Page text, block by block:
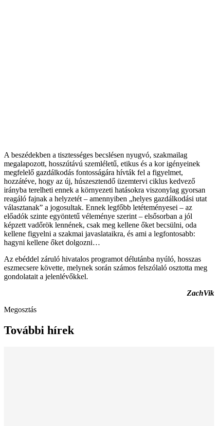
A beszédekben a tisztességes becslésen nyugvó, szakmailag
megalapozott, hosszútávú szemléletű, etikus és a kor igényeinek
megfelelő gazdálkodás fontosságára hívták fel a figyelmet,
hozzátéve, hogy az új, húszesztendő üzemtervi ciklus kedvező
irányba terelheti ennek a környezeti hatásokra viszonylag gyorsan
reagáló fajnak a helyzetét – amennyiben „helyes gazdálkodási utat
választanak” a jogosultak. Ennek legfőbb letéteményesei – az
előadók szinte egyöntetű véleménye szerint – elsősorban a jól
képzett vadőrök lennének, csak meg kellene őket becsülni, oda
kellene figyelni a szakmai javaslataikra, és ami a legfontosabb:
hagyni kellene őket dolgozni…
Az ebéddel záruló hivatalos programot délutánba nyúló, hosszas
eszmecsere követte, melynek során számos felszólaló osztotta meg
gondolatait a jelenlévőkkel.
ZachVik
Megosztás
További hírek